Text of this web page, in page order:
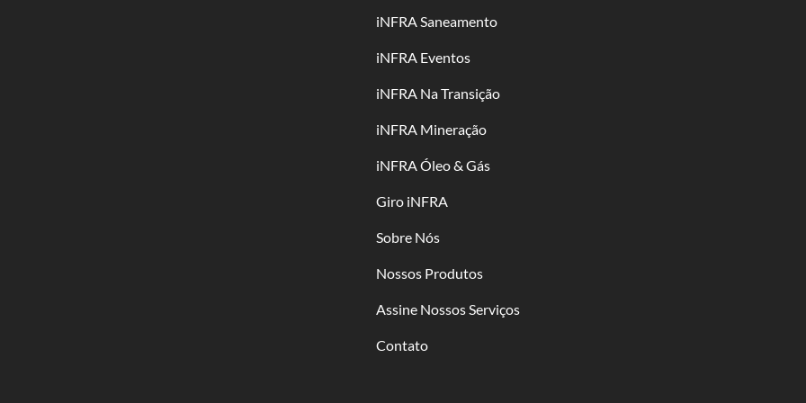
iNFRA Saneamento
iNFRA Eventos
iNFRA Na Transição
iNFRA Mineração
iNFRA Óleo & Gás
Giro iNFRA
Sobre Nós
Nossos Produtos
Assine Nossos Serviços
Contato